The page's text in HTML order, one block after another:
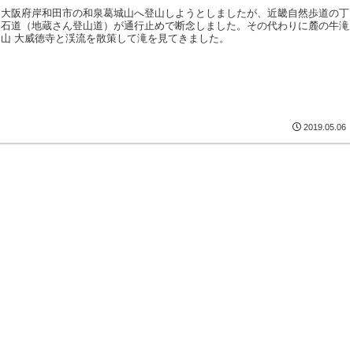
大阪府岸和田市の和泉葛城山へ登山しようとしましたが、近畿自然歩道の丁
石道（地蔵さん登山道）が通行止めで断念しました。その代わりに麓の牛滝
山 大威徳寺と渓流を散策して滝を見てきました。
2019.05.06